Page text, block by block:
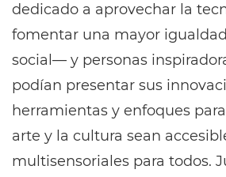
dedicado a aprovechar la
fomentar una mayor
social— y personas
podían presentar sus
herramientas y enfoques
arte y la cultura sean
multisensoriales para todos.